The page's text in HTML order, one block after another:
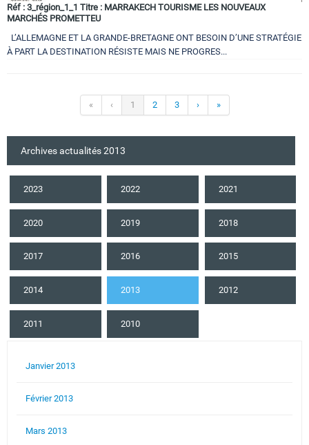
Réf : 3_région_1_1 Titre : MARRAKECH TOURISME LES NOUVEAUX
MARCHÉS PROMETTEU
L’ALLEMAGNE ET LA GRANDE-BRETAGNE ONT BESOIN D’UNE STRATÉGIE
À PART LA DESTINATION RÉSISTE MAIS NE PROGRES...
« ‹ 1 2 3 › »
Archives actualités 2013
2023 2022 2021
2020 2019 2018
2017 2016 2015
2014 2013 2012
2011 2010
Janvier 2013
Février 2013
Mars 2013